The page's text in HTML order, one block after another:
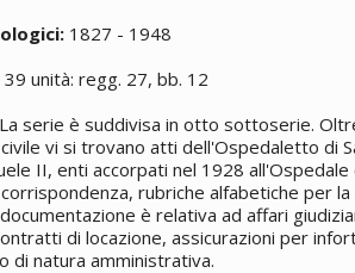
1827 - 1948
39 unità: regg. 27, bb. 12
La serie è suddivisa in otto sottoserie.
vi si trovano atti dell'Ospedaletto di
II, enti accorpati nel 1928
rubriche alfabetiche per
è relativa ad affari
di locazione, assicurazioni per
di natura amministrativa.